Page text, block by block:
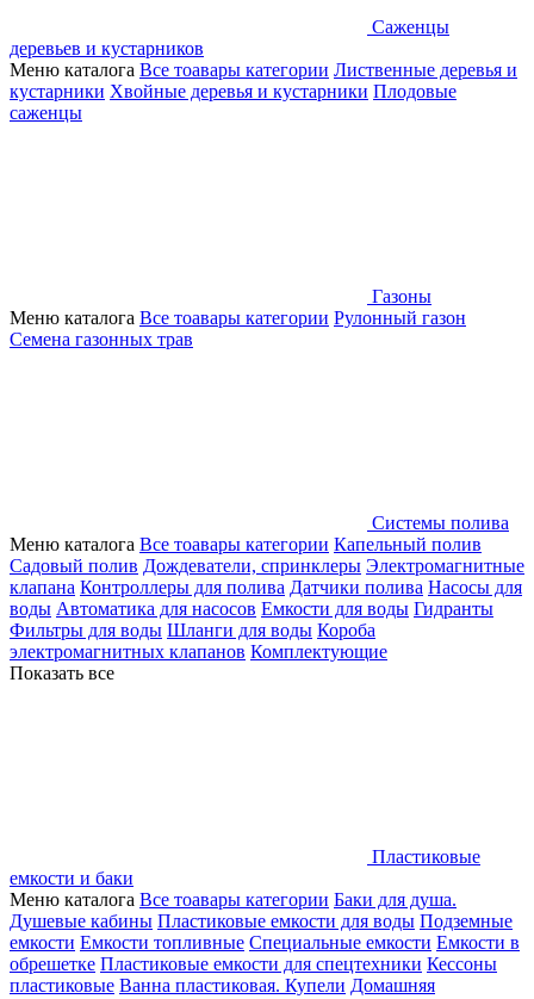
Саженцы
деревьев и кустарников
Меню каталога Все тоавары категории Лиственные деревья и
кустарники Хвойные деревья и кустарники Плодовые
саженцы
Газоны
Меню каталога Все тоавары категории Рулонный газон
Семена газонных трав
Системы полива
Меню каталога Все тоавары категории Капельный полив
Садовый полив Дождеватели, спринклеры Электромагнитные
клапана Контроллеры для полива Датчики полива Насосы для
воды Автоматика для насосов Емкости для воды Гидранты
Фильтры для воды Шланги для воды Короба
электромагнитных клапанов Комплектующие
Показать все
Пластиковые
емкости и баки
Меню каталога Все тоавары категории Баки для душа.
Душевые кабины Пластиковые емкости для воды Подземные
емкости Емкости топливные Специальные емкости Емкости в
обрешетке Пластиковые емкости для спецтехники Кессоны
пластиковые Ванна пластиковая. Купели Домашняя